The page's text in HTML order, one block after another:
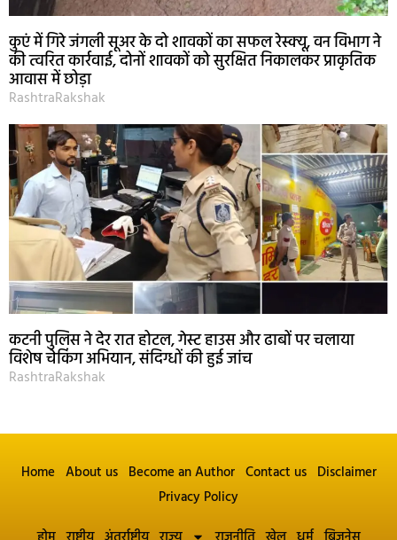
कुएं में गिरे जंगली सूअर के दो शावकों का सफल रेस्क्यू, वन विभाग ने
की त्वरित कार्रवाई, दोनों शावकों को सुरक्षित निकालकर प्राकृतिक
आवास में छोड़ा
RashtraRakshak
कटनी पुलिस ने देर रात होटल, गेस्ट हाउस और ढाबों पर चलाया
विशेष चेकिंग अभियान, संदिग्धों की हुई जांच
RashtraRakshak
Home About us Become an Author Contact us Disclaimer
Privacy Policy